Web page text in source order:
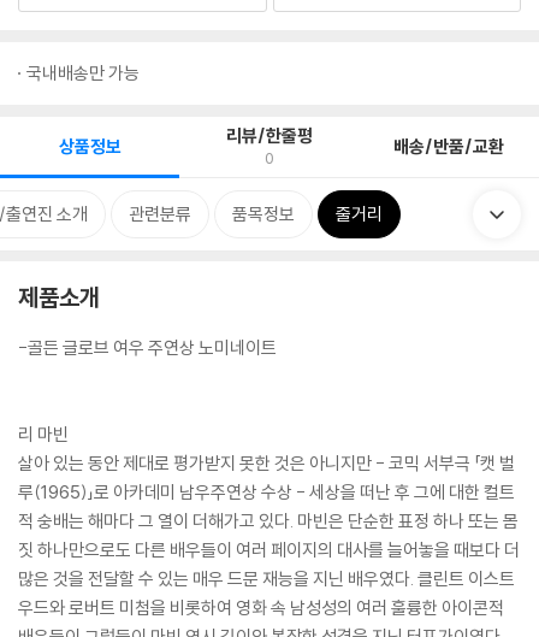
국내배송만 가능
상품정보 리뷰/한줄평
0 배송/반품/교환
연진 소개 관련분류 품목정보 줄거리
제품소개
-골든 글로브 여우 주연상 노미네이트
리 마빈
살아 있는 동안 제대로 평가받지 못한 것은 아니지만 - 코믹 서부극 「캣 벌
루(1965)」로 아카데미 남우주연상 수상 - 세상을 떠난 후 그에 대한 컬트
적 숭배는 해마다 그 열이 더해가고 있다. 마빈은 단순한 표정 하나 또는 몸
짓 하나만으로도 다른 배우들이 여러 페이지의 대사를 늘어놓을 때보다 더
많은 것을 전달할 수 있는 매우 드문 재능을 지닌 배우였다. 클린트 이스트
우드와 로버트 미첨을 비롯하여 영화 속 남성성의 여러 훌륭한 아이콘적